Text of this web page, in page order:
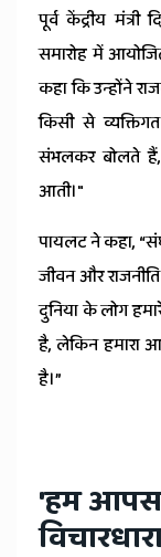
पूर्व केंद्रीय
समारोह में
कहा कि उन्होंने
किसी से
संभलकर बोलते
आती।"
पायलट ने कहा,
जीवन और
दुनिया के लोग
है, लेकिन हमारा
है।”
'हम आपस